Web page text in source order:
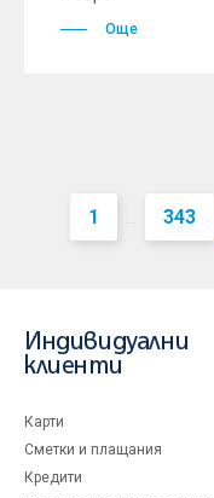
Още
1 ... 343
Индивидуални
клиенти
Карти
Сметки и плащания
Кредити